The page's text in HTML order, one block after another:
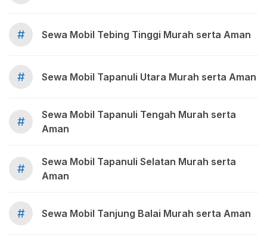
# Sewa Mobil Tebing Tinggi Murah serta Aman
# Sewa Mobil Tapanuli Utara Murah serta Aman
#
Sewa Mobil Tapanuli Tengah Murah serta
Aman
#
Sewa Mobil Tapanuli Selatan Murah serta
Aman
# Sewa Mobil Tanjung Balai Murah serta Aman